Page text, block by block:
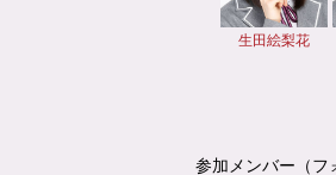
生田絵梨花
参加メンバー（フ